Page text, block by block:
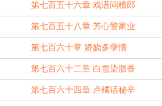
第七百五十六章 戏语问檀郎
第七百五十八章 芳心警家业
第七百六十章 娇娆多孽情
第七百六十二章 白雪染脂香
第七百六十四章 卢橘话秘辛